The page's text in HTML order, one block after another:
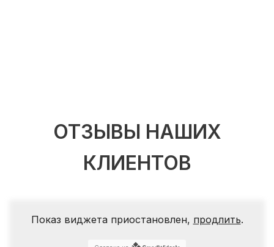
ОТЗЫВЫ НАШИХ
КЛИЕНТОВ
Показ виджета приостановлен, продлить.